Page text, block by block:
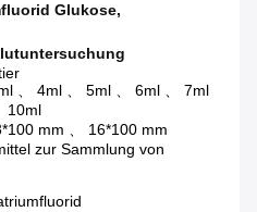
Glukose,
、 4ml 、 5ml 、 6ml 、 7ml
10ml
mm 、 16*100 mm
zur Sammlung von